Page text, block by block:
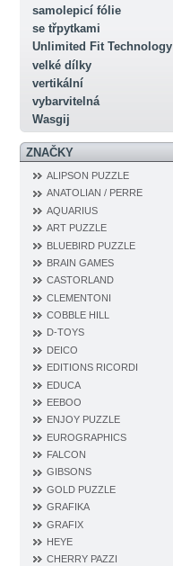
samolepicí fólie
se třpytkami
Unlimited Fit Technology
velké dílky
vertikální
vybarvitelná
Wasgij
ZNAČKY
ALIPSON PUZZLE
ANATOLIAN / PERRE
AQUARIUS
ART PUZZLE
BLUEBIRD PUZZLE
BRAIN GAMES
CASTORLAND
CLEMENTONI
COBBLE HILL
D‐TOYS
DEICO
EDITIONS RICORDI
EDUCA
EEBOO
ENJOY PUZZLE
EUROGRAPHICS
FALCON
GIBSONS
GOLD PUZZLE
GRAFIKA
GRAFIX
HEYE
CHERRY PAZZI